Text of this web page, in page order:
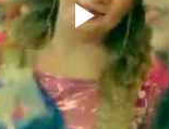
Play